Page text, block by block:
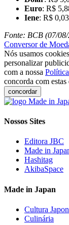
Euro: R$
Iene: R$
Fonte: BCB (07/
Conversor de
Nós usamos
personalizar
com a nossa
concorda com estas
concordar
Nossos Sites
Editora JBC
Made in
Hashitag
AkibaSpace
Made in Japan
Cultura
Culinária